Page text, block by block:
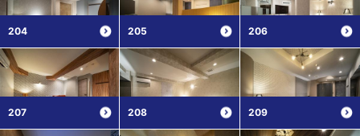
204 205 206
207 208 209